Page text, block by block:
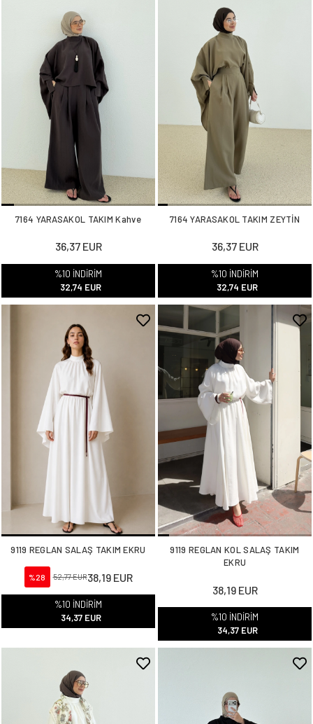
7164 YARASAKOL TAKIM Kahve
36,37 EUR
%10 İNDİRİM
32,74 EUR
7164 YARASAKOL TAKIM ZEYTİN
36,37 EUR
%10 İNDİRİM
32,74 EUR
9119 REGLAN SALAŞ TAKIM EKRU
%28 52,77 EUR38,19 EUR
%10 İNDİRİM
34,37 EUR
9119 REGLAN KOL SALAŞ TAKIM
EKRU
38,19 EUR
%10 İNDİRİM
34,37 EUR